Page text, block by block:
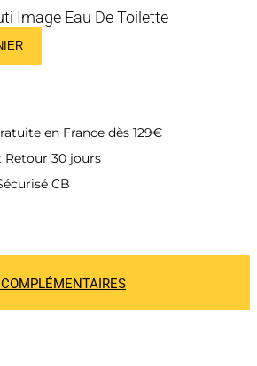
Image Eau De Toilette
en France dès 129€
Retour 30 jours
CB